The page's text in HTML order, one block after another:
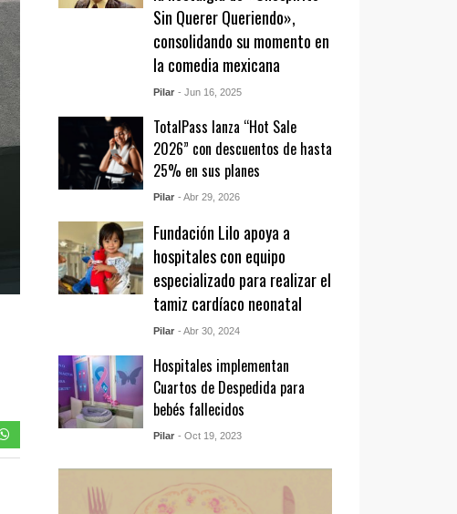
Sin Querer Queriendo»,
consolidando su momento en
la comedia mexicana
Pilar - Jun 16, 2025
TotalPass lanza “Hot Sale
2026” con descuentos de hasta
25% en sus planes
Pilar - Abr 29, 2026
Fundación Lilo apoya a
hospitales con equipo
especializado para realizar el
tamiz cardíaco neonatal
Pilar - Abr 30, 2024
Hospitales implementan
Cuartos de Despedida para
bebés fallecidos
Pilar - Oct 19, 2023